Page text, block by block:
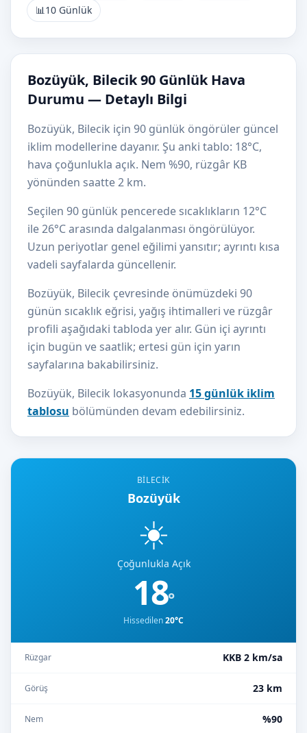
BILECIK
Bozüyük
☀️
Çoğunlukla Açık
18°
Hissedilen20°C
Rüzgar KKB 2 km/sa
Görüş 23 km
Nem %90
📊10 Günlük
Bozüyük, Bilecik 90 Günlük Hava
Durumu — Detaylı Bilgi
Bozüyük, Bilecik için 90 günlük öngörüler güncel
iklim modellerine dayanır. Şu anki tablo: 18°C,
hava çoğunlukla açık. Nem %90, rüzgâr KB
yönünden saatte 2 km.
Seçilen 90 günlük pencerede sıcaklıkların 12°C
ile 26°C arasında dalgalanması öngörülüyor.
Uzun periyotlar genel eğilimi yansıtır; ayrıntı kısa
vadeli sayfalarda güncellenir.
Bozüyük, Bilecik çevresinde önümüzdeki 90
günün sıcaklık eğrisi, yağış ihtimalleri ve rüzgâr
profili aşağıdaki tabloda yer alır. Gün içi ayrıntı
için bugün ve saatlik; ertesi gün için yarın
sayfalarına bakabilirsiniz.
Bozüyük, Bilecik lokasyonunda 15 günlük iklim
tablosu bölümünden devam edebilirsiniz.